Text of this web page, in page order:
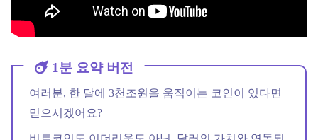
1분 요약 버전
여러분, 한 달에 3천조원을 움직이는 코인이 있다면
믿으시겠어요?